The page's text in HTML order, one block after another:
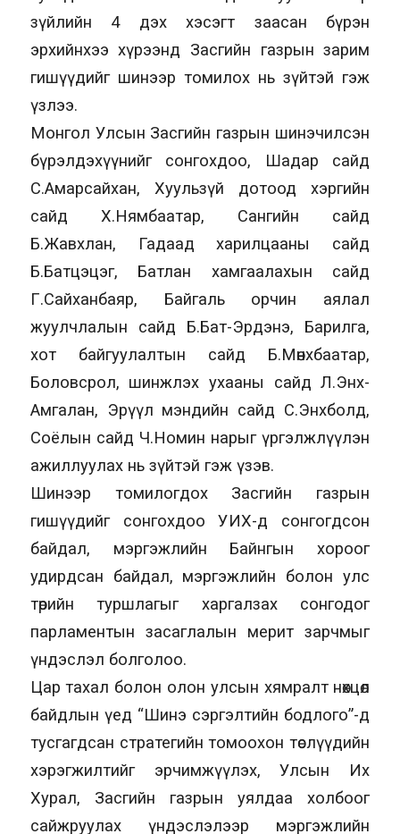
зүйлийн 4 дэх хэсэгт заасан бүрэн
эрхийнхээ хүрээнд Засгийн газрын зарим
гишүүдийг шинээр томилох нь зүйтэй гэж
үзлээ.
Монгол Улсын Засгийн газрын шинэчилсэн
бүрэлдэхүүнийг сонгохдоо, Шадар сайд
С.Амарсайхан, Хуульзүй дотоод хэргийн
сайд Х.Нямбаатар, Сангийн сайд
Б.Жавхлан, Гадаад харилцааны сайд
Б.Батцэцэг, Батлан хамгаалахын сайд
Г.Сайханбаяр, Байгаль орчин аялал
жуулчлалын сайд Б.Бат-Эрдэнэ, Барилга,
хот байгуулалтын сайд Б.Мөнхбаатар,
Боловсрол, шинжлэх ухааны сайд Л.Энх-
Амгалан, Эрүүл мэндийн сайд С.Энхболд,
Соёлын сайд Ч.Номин нарыг үргэлжлүүлэн
ажиллуулах нь зүйтэй гэж үзэв.
Шинээр томилогдох Засгийн газрын
гишүүдийг сонгохдоо УИХ-д сонгогдсон
байдал, мэргэжлийн Байнгын хороог
удирдсан байдал, мэргэжлийн болон улс
төрийн туршлагыг харгалзах сонгодог
парламентын засаглалын мерит зарчмыг
үндэслэл болголоо.
Цар тахал болон олон улсын хямралт нөхцөл
байдлын үед “Шинэ сэргэлтийн бодлого”-д
тусгагдсан стратегийн томоохон төслүүдийн
хэрэгжилтийг эрчимжүүлэх, Улсын Их
Хурал, Засгийн газрын уялдаа холбоог
сайжруулах үндэслэлээр мэргэжлийн